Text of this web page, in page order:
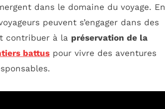
dans le domaine du voyage. En
peuvent s’engager dans des
contribuer à la préservation de la
battus pour vivre des aventures